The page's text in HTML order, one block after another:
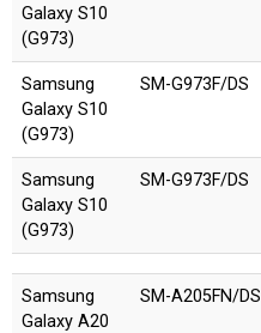
Galaxy S10
(G973)
Samsung
Galaxy S10
(G973)
SM-G973F/DS
Samsung
Galaxy S10
(G973)
SM-G973F/DS
Samsung
Galaxy A20
SM-A205FN/DS